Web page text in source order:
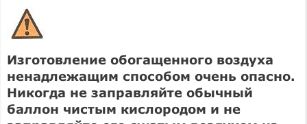
Изготовление обогащенного воздуха
ненадлежащим способом очень опасно.
Никогда не заправляйте обычный
баллон чистым кислородом и не